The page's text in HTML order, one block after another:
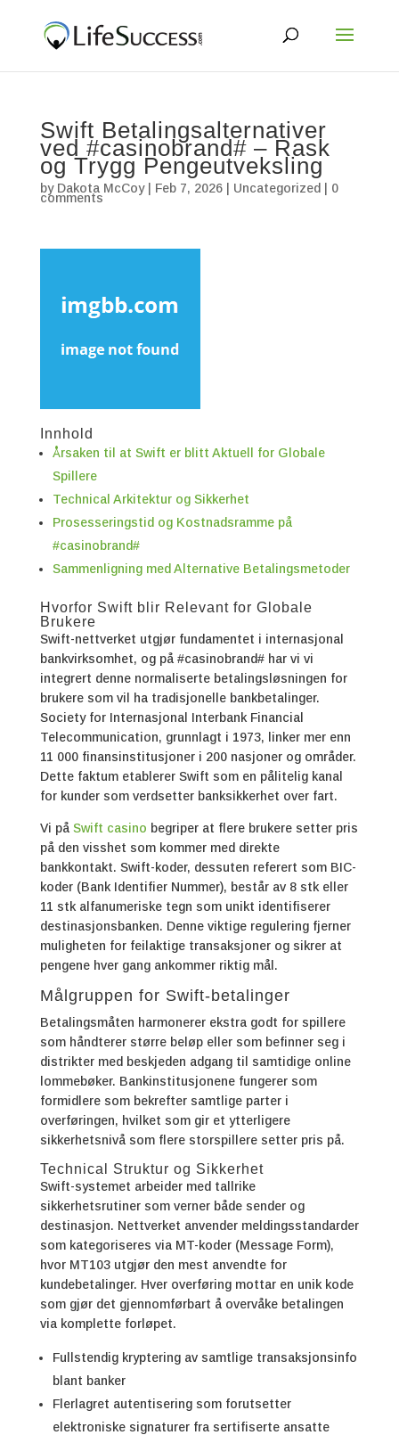
Swift Betalingsalternativer
ved #casinobrand# – Rask
og Trygg Pengeutveksling
by Dakota McCoy| Feb 7, 2026| Uncategorized 0
comments
Innhold
Årsaken til at Swift er blitt Aktuell for Globale
Spillere
Technical Arkitektur og Sikkerhet
Prosesseringstid og Kostnadsramme på
#casinobrand#
Sammenligning med Alternative Betalingsmetoder
Hvorfor Swift blir Relevant for Globale
Brukere
Swift-nettverket utgjør fundamentet i internasjonal
bankvirksomhet, og på #casinobrand# har vi vi
integrert denne normaliserte betalingsløsningen for
brukere som vil ha tradisjonelle bankbetalinger.
Society for Internasjonal Interbank Financial
Telecommunication, grunnlagt i 1973, linker mer enn
11 000 finansinstitusjoner i 200 nasjoner og områder.
Dette faktum etablerer Swift som en pålitelig kanal
for kunder som verdsetter banksikkerhet over fart.
Vi på Swift casino begriper at flere brukere setter pris
på den visshet som kommer med direkte
bankkontakt. Swift-koder, dessuten referert som BIC-
koder (Bank Identifier Nummer), består av 8 stk eller
11 stk alfanumeriske tegn som unikt identifiserer
destinasjonsbanken. Denne viktige regulering fjerner
muligheten for feilaktige transaksjoner og sikrer at
pengene hver gang ankommer riktig mål.
Målgruppen for Swift-betalinger
Betalingsmåten harmonerer ekstra godt for spillere
som håndterer større beløp eller som befinner seg i
distrikter med beskjeden adgang til samtidige online
lommebøker. Bankinstitusjonene fungerer som
formidlere som bekrefter samtlige parter i
overføringen, hvilket som gir et ytterligere
sikkerhetsnivå som flere storspillere setter pris på.
Technical Struktur og Sikkerhet
Swift-systemet arbeider med tallrike
sikkerhetsrutiner som verner både sender og
destinasjon. Nettverket anvender meldingsstandarder
som kategoriseres via MT-koder (Message Form),
hvor MT103 utgjør den mest anvendte for
kundebetalinger. Hver overføring mottar en unik kode
som gjør det gjennomførbart å overvåke betalingen
via komplette forløpet.
Fullstendig kryptering av samtlige transaksjonsinfo
blant banker
Flerlagret autentisering som forutsetter
elektroniske signaturer fra sertifiserte ansatte